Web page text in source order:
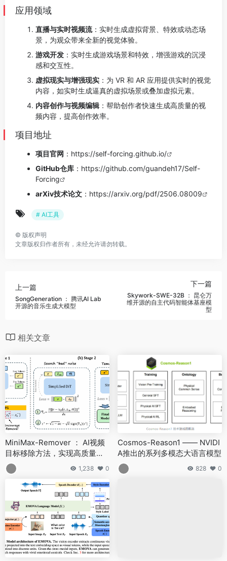
应用领域
直播与实时视频流：实时生成虚拟背景、特效或动态场
景，为观众带来全新的视觉体验。
游戏开发 ：实时生成游戏场景和特效，增强游戏的沉浸
感和交互性。
虚拟现实与增强现实 ：为 VR 和 AR 应用提供实时的视觉
内容，如实时生成逼真的虚拟场景或叠加虚拟元素。
内容创作与视频编辑 ：帮助创作者快速生成高质量的视
频内容，提高创作效率。
项目地址
项目官网 ： https://self-forcing.github.io/
GitHub仓库 ： https://github.com/guandeh17/Self-
Forcing
arXiv技术论文 ： https://arxiv.org/pdf/2506.08009
# AI工具
© 版权声明
文章版权归作者所有，未经允许请勿转载。
上一篇
SongGeneration ： 腾讯AI Lab
开源的音乐生成大模型
下一篇
Skywork-SWE-32B ： 昆仑万
维开源的自主代码智能体基座模
型
相关文章
MiniMax-Remover ： AI视频
目标移除方法，实现高质量移
除效果
1,238 0
Cosmos-Reason1 —— NVIDI
A推出的系列多模态大语言模型
828 0